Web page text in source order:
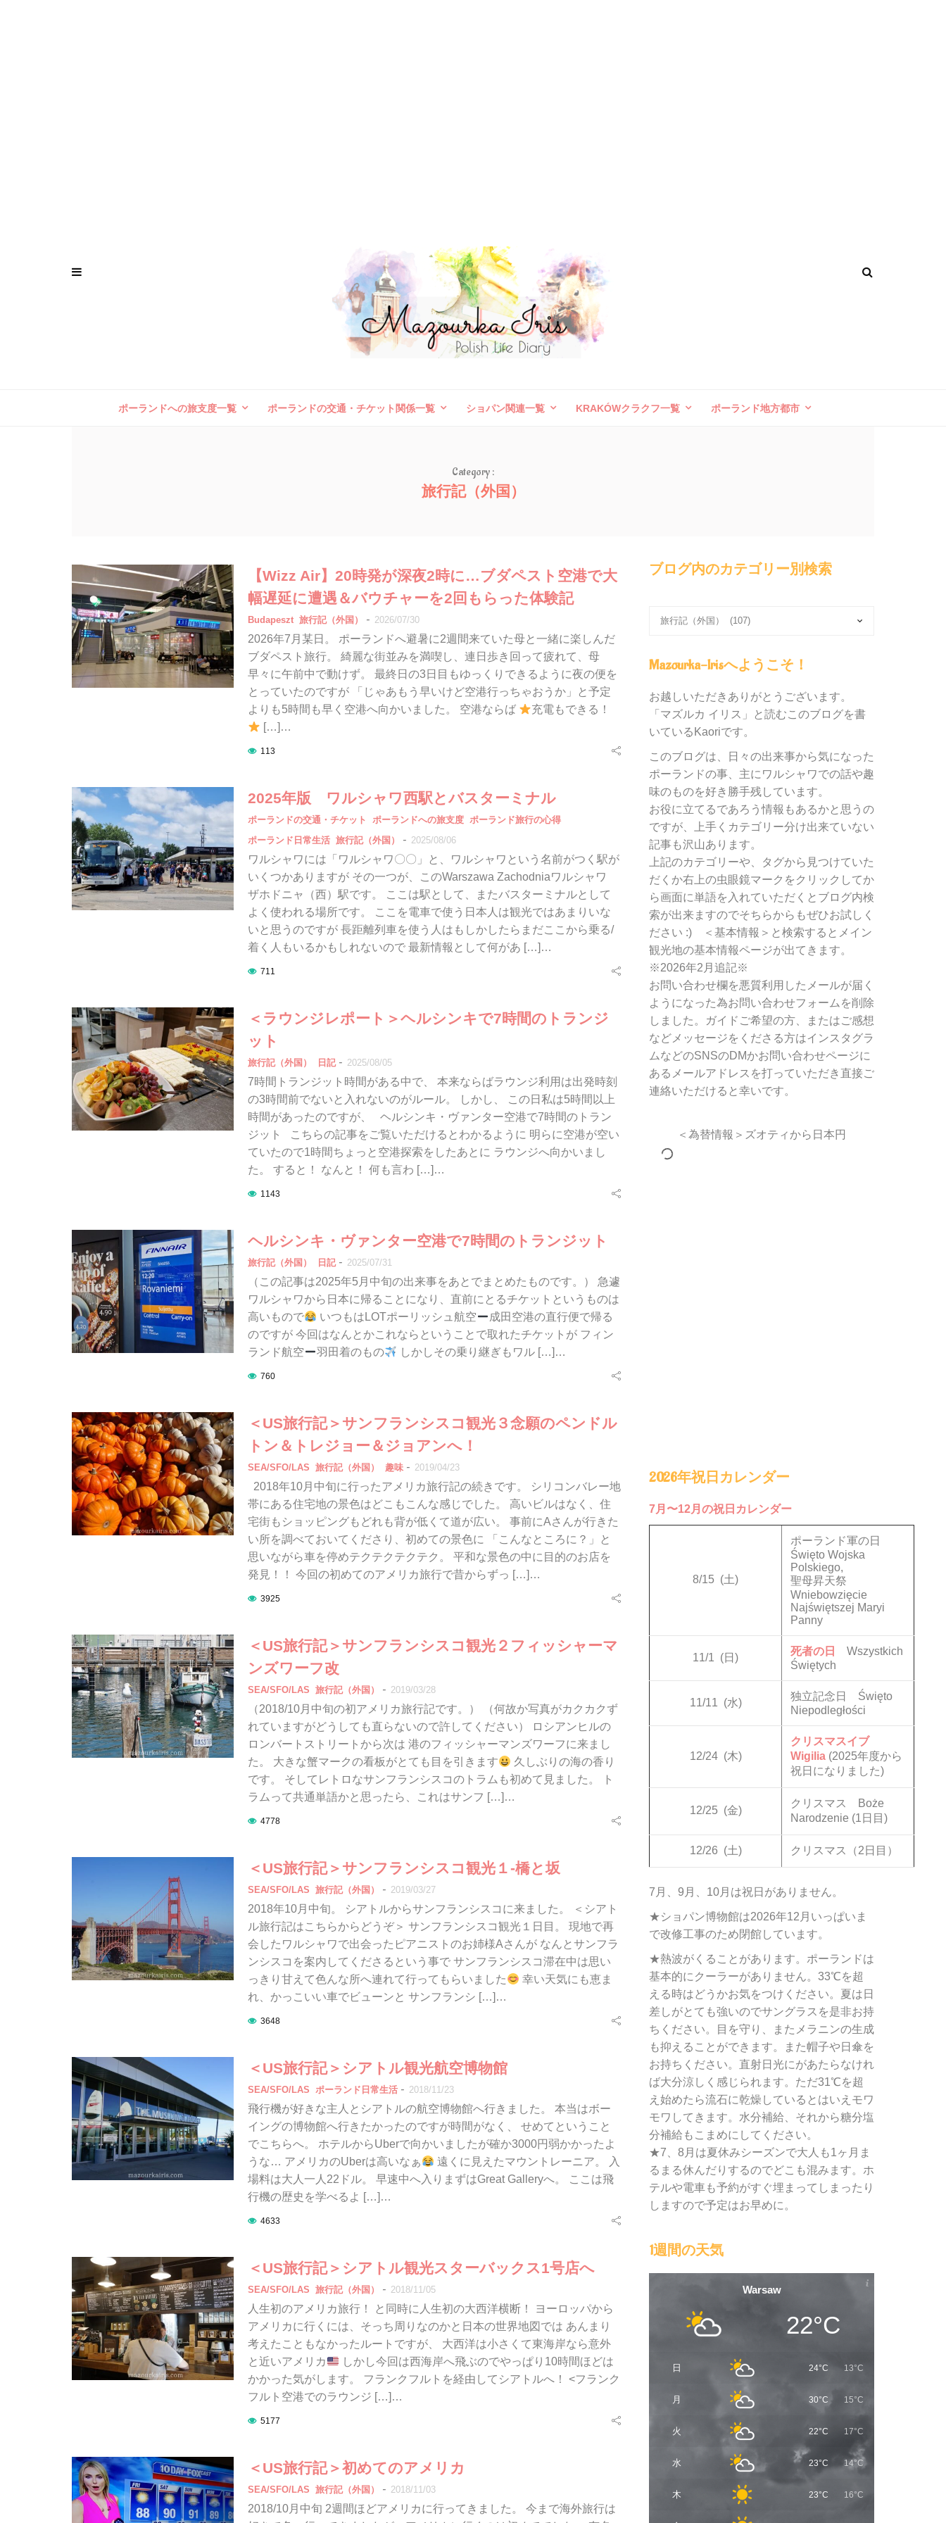
ポーランドへの旅支度一覧 ポーランドの交通・チケット関係一覧 ショパン関連一覧 KRAKÓWクラクフ一覧 ポーランド地方都市
Category :
旅行記（外国）
【Wizz Air】20時発が深夜2時に…ブダペスト空港で大
幅遅延に遭遇＆バウチャーを2回もらった体験記
Budapeszt 旅行記（外国） - 2026/07/30
2026年7月某日。 ポーランドへ避暑に2週間来ていた母と一緒に楽しんだ
ブダペスト旅行。 綺麗な街並みを満喫し、連日歩き回って疲れて、母
早々に午前中で動けず。 最終日の3日目もゆっくりできるように夜の便を
とっていたのですが 「じゃあもう早いけど空港行っちゃおうか」と予定
よりも5時間も早く空港へ向かいました。 空港ならば
充電もできる！
[…]…
113
2025年版 ワルシャワ西駅とバスターミナル
ポーランドの交通・チケット ポーランドへの旅支度 ポーランド旅行の心得
ポーランド日常生活 旅行記（外国） - 2025/08/06
ワルシャワには「ワルシャワ〇〇」と、ワルシャワという名前がつく駅が
いくつかありますが その一つが、このWarszawa Zachodniaワルシャワ
ザホドニャ（西）駅です。 ここは駅として、またバスターミナルとして
よく使われる場所です。 ここを電車で使う日本人は観光ではあまりいな
いと思うのですが 長距離列車を使う人はもしかしたらまだここから乗る/
着く人もいるかもしれないので 最新情報として何があ […]…
711
＜ラウンジレポート＞ヘルシンキで7時間のトランジ
ット
旅行記（外国） 日記 - 2025/08/05
7時間トランジット時間がある中で、 本来ならばラウンジ利用は出発時刻
の3時間前でないと入れないのがルール。 しかし、 この日私は5時間以上
時間があったのですが、 ヘルシンキ・ヴァンター空港で7時間のトラン
ジット こちらの記事をご覧いただけるとわかるように 明らに空港が空い
ていたので1時間ちょっと空港探索をしたあとに ラウンジへ向かいまし
た。 すると！ なんと！ 何も言わ […]…
1143
ヘルシンキ・ヴァンター空港で7時間のトランジット
旅行記（外国） 日記 - 2025/07/31
（この記事は2025年5月中旬の出来事をあとでまとめたものです。） 急遽
ワルシャワから日本に帰ることになり、直前にとるチケットというものは
高いもので
いつもはLOTポーリッシュ航空
成田空港の直行便で帰る
のですが 今回はなんとかこれならということで取れたチケットが フィン
ランド航空
羽田着のもの しかしその乗り継ぎもワル […]…
760
＜US旅行記＞サンフランシスコ観光３念願のペンドル
トン＆トレジョー＆ジョアンへ！
SEA/SFO/LAS 旅行記（外国） 趣味 - 2019/04/23
2018年10月中旬に行ったアメリカ旅行記の続きです。 シリコンバレー地
帯にある住宅地の景色はどこもこんな感じでした。 高いビルはなく、住
宅街もショッピングもどれも背が低くて道が広い。 事前にAさんが行きた
い所を調べておいてくださり、初めての景色に 「こんなところに？」と
思いながら車を停めテクテクテクテク。 平和な景色の中に目的のお店を
発見！！ 今回の初めてのアメリカ旅行で昔からずっ […]…
3925
＜US旅行記＞サンフランシスコ観光２フィッシャーマ
ンズワーフ改
SEA/SFO/LAS 旅行記（外国） - 2019/03/28
（2018/10月中旬の初アメリカ旅行記です。） （何故か写真がカクカクず
れていますがどうしても直らないので許してください） ロシアンヒルの
ロンバートストリートから次は 港のフィッシャーマンズワーフに来まし
た。 大きな蟹マークの看板がとても目を引きます
久しぶりの海の香り
です。 そしてレトロなサンフランシスコのトラムも初めて見ました。 ト
ラムって共通単語かと思ったら、これはサンフ […]…
4778
＜US旅行記＞サンフランシスコ観光１-橋と坂
SEA/SFO/LAS 旅行記（外国） - 2019/03/27
2018年10月中旬。 シアトルからサンフランシスコに来ました。 ＜シアト
ル旅行記はこちらからどうぞ＞ サンフランシスコ観光１日目。 現地で再
会したワルシャワで出会ったピアニストのお姉様Aさんが なんとサンフラ
ンシスコを案内してくださるという事で サンフランシスコ滞在中は思い
っきり甘えて色んな所へ連れて行ってもらいました
幸い天気にも恵ま
れ、かっこいい車でビューンと サンフランシ […]…
3648
＜US旅行記＞シアトル観光航空博物館
SEA/SFO/LAS ポーランド日常生活 - 2018/11/23
飛行機が好きな主人とシアトルの航空博物館へ行きました。 本当はボー
イングの博物館へ行きたかったのですが時間がなく、 せめてということ
でこちらへ。 ホテルからUberで向かいましたが確か3000円弱かかったよ
うな… アメリカのUberは高いなぁ
遠くに見えたマウントレーニア。 入
場料は大人一人22ドル。 早速中へ入りまずはGreat Galleryへ。 ここは飛
行機の歴史を学べるよ […]…
4633
＜US旅行記＞シアトル観光スターバックス1号店へ
SEA/SFO/LAS 旅行記（外国） - 2018/11/05
人生初のアメリカ旅行！ と同時に人生初の大西洋横断！ ヨーロッパから
アメリカに行くには、そっち周りなのかと日本の世界地図では あんまり
考えたこともなかったルートですが、 大西洋は小さくて東海岸なら意外
と近いアメリカ
しかし今回は西海岸へ飛ぶのでやっぱり10時間ほどは
かかった気がします。 フランクフルトを経由してシアトルへ！ <フランク
フルト空港でのラウンジ […]…
5177
＜US旅行記＞初めてのアメリカ
SEA/SFO/LAS 旅行記（外国） - 2018/11/03
2018/10月中旬 2週間ほどアメリカに行ってきました。 今まで海外旅行は
ブログ内のカテゴリー別検索
内
の
テ
ゴ
リ
別
検
索
Mazourka-Irisへようこそ！
お越しいただきありがとうございます。
「マズルカ イリス」と読むこのブログを書
いているKaoriです。
このブログは、日々の出来事から気になった
ポーランドの事、主にワルシャワでの話や趣
味のものを好き勝手残しています。
お役に立てるであろう情報もあるかと思うの
ですが、上手くカテゴリー分け出来ていない
記事も沢山あります。
上記のカテゴリーや、タグから見つけていた
だくか右上の虫眼鏡マークをクリックしてか
ら画面に単語を入れていただくとブログ内検
索が出来ますのでそちらからもぜひお試しく
ださい :) ＜基本情報＞と検索するとメイン
観光地の基本情報ページが出てきます。
※2026年2月追記※
お問い合わせ欄を悪質利用したメールが届く
ようになった為お問い合わせフォームを削除
しました。ガイドご希望の方、またはご感想
などメッセージをくださる方はインスタグラ
ムなどのSNSのDMかお問い合わせページに
あるメールアドレスを打っていただき直接ご
連絡いただけると幸いです。
＜為替情報＞ズオティから日本円
2026年祝日カレンダー
7月〜12月の祝日カレンダー
8/15 (土)
ポーランド軍の日
Święto Wojska
Polskiego,
聖母昇天祭
Wniebowzięcie
Najświętszej Maryi
Panny
11/1 (日)
死者の日
Wszystkich
Świętych
11/11 (水)
独立記念日 Święto
Niepodległości
12/24 (木)
クリスマスイブ
Wigilia (2025年度から
祝日になりました)
12/25 (金)
クリスマス Boże
Narodzenie (1日目)
12/26 (土) クリスマス（2日目）
7月、9月、10月は祝日がありません。
★ショパン博物館は2026年12月いっぱいま
で改修工事のため閉館しています。
★熱波がくることがあります。ポーランドは
基本的にクーラーがありません。33℃を超
える時はどうかお気をつけください。夏は日
差しがとても強いのでサングラスを是非お持
ちください。目を守り、またメラニンの生成
も抑えることができます。また帽子や日傘を
お持ちください。直射日光にがあたらなけれ
ば大分涼しく感じられます。ただ31℃を超
え始めたら流石に乾燥しているとはいえモワ
モワしてきます。水分補給、それから糖分塩
分補給もこまめにしてください。
★7、8月は夏休みシーズンで大人も1ヶ月ま
るまる休んだりするのでどこも混みます。ホ
テルや電車も予約がすぐ埋まってしまったり
しますので予定はお早めに。
1週間の天気
Warsaw
22°C
日 24°C 13°C
月 30°C 15°C
火 22°C 17°C
水 23°C 14°C
木 23°C 16°C